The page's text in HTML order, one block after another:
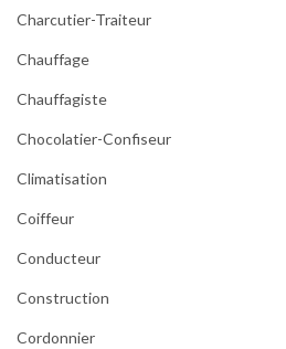
Charcutier-Traiteur
Chauffage
Chauffagiste
Chocolatier-Confiseur
Climatisation
Coiffeur
Conducteur
Construction
Cordonnier